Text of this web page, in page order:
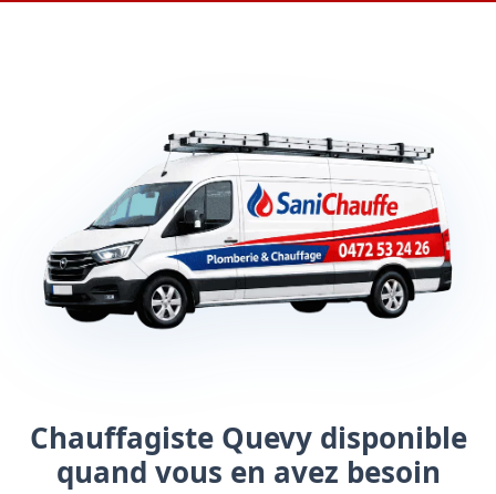
Chauffagiste Quevy disponible
quand vous en avez besoin